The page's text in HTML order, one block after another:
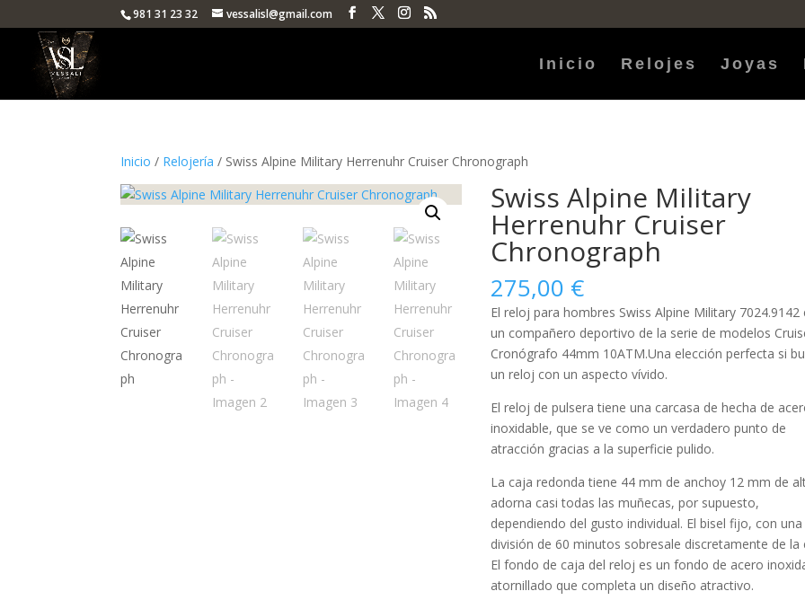
981 31 23 32 vessalisl@gmail.com
Inicio Relojes Joyas
Inicio / Relojería / Swiss Alpine Military Herrenuhr Cruiser Chronograph
Swiss Alpine Military
Herrenuhr Cruiser
Chronograph
275,00 €
El reloj parahombres Swiss Alpine Military 7024.9142
un compañero deportivo de la serie de modelos
Cronógrafo 44mm 10ATM.Una elección perfecta si
un reloj con un aspecto vívido.
El reloj de pulsera tiene una carcasa de hecha de
inoxidable, que se ve como un verdadero punto de
atracción gracias a la superficiepulido.
La cajaredonda tiene 44 mm de anchoy 12 mm de
adorna casi todas las muñecas, por supuesto,
dependiendo del gusto individual. El biselfijo, con una
división de 60 minutos sobresale discretamente de la
El fondo de caja del reloj es un fondo de acero
atornillado que completa un diseño atractivo.